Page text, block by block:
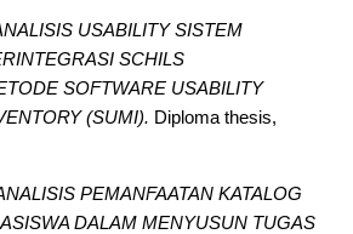
USABILITY SISTEM
SCHILS
SOFTWARE USABILITY
(SUMI). Diploma thesis,
PEMANFAATAN KATALOG
DALAM MENYUSUN TUGAS